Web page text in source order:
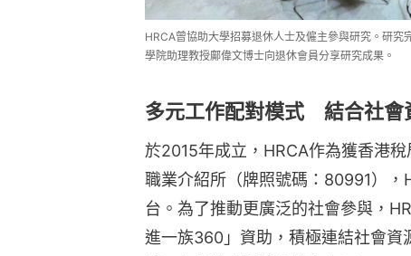
HRCA曾協助大學招募退休人士及僱主參與研究。研
學院助理教授鄺偉文博士向退休會員分享研究成果。
多元工作配對模式 結合社會
於2015年成立，HRCA作為獲香港
職業介紹所（牌照號碼：80991）
台。為了推動更廣泛的社會參與，
進一族360」資助，積極連結社會